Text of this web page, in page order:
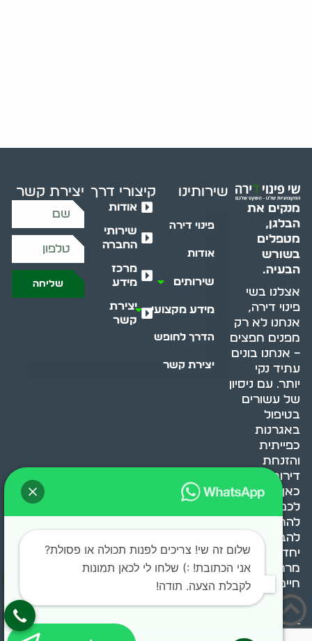
מנקים את
הבלגן,
מטפלים
בשורש
הבעיה.
אצלנו בשי
פינוי דירה,
אנחנו לא רק
מפנים חפצים
– אנחנו בונים
עתיד נקי
יותר. עם ניסיון
של עשורים
בטיפול
באגרנות
כפייתית
והזנחת
דירות, אנחנו
כאן כדי לעזור
לכם
להתמודד,
להבין ולשנות.
יחד, ניצור
מרחב
חיים בריא ומאוזן.
שירותינו
פינוי דירה
אודות
שירותים
מידע מקצועי
הדרך לחופש
יצירת קשר
קיצורי דרך
אודות
שירותי
החברה
מרכז
מידע
יצירת
קשר
יצירת קשר
שליחה
שלום זה שי! צריכים לפנות תכולה או פסולת?
אני הכתובת! :) שלחו לי לכאן תמונות
לקבלת הצעה. תודה!